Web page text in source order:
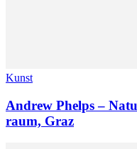
Kunst
Andrew Phelps –
raum, Graz